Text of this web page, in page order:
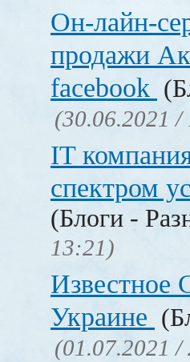
Он-лайн-
продажи
facebook
(30.06.2021 /
IT
спектром
(Блоги -
13:21)
Известное
Украине
(01.07.2021 /